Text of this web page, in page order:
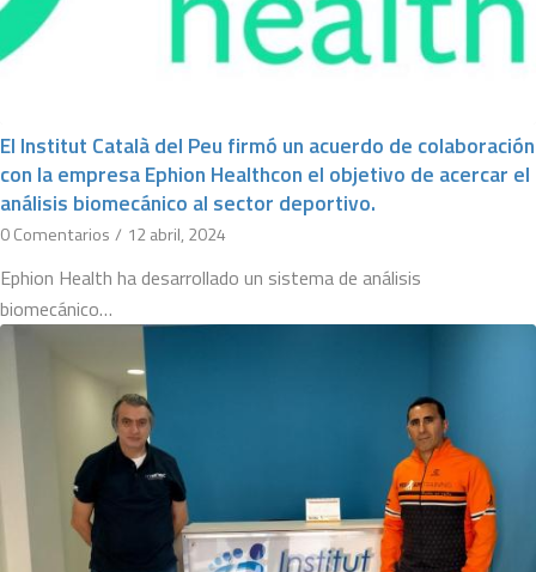
El Institut Català del Peu firmó un acuerdo de colaboración
con la empresa Ephion Healthcon el objetivo de acercar el
análisis biomecánico al sector deportivo.
0 Comentarios / 12 abril, 2024
Ephion Health ha desarrollado un sistema de análisis
biomecánico…